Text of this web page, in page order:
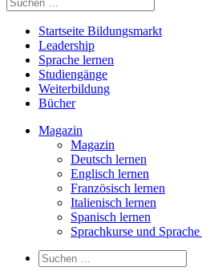
Startseite Bildungsmarkt
Leadership
Sprache lernen
Studiengänge
Weiterbildung
Bücher
Magazin
Magazin
Deutsch lernen
Englisch lernen
Französisch lernen
Italienisch lernen
Spanisch lernen
Sprachkurse und